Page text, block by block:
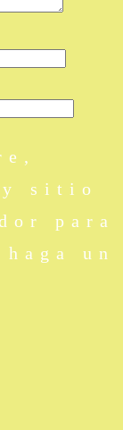
y sitio
para
un